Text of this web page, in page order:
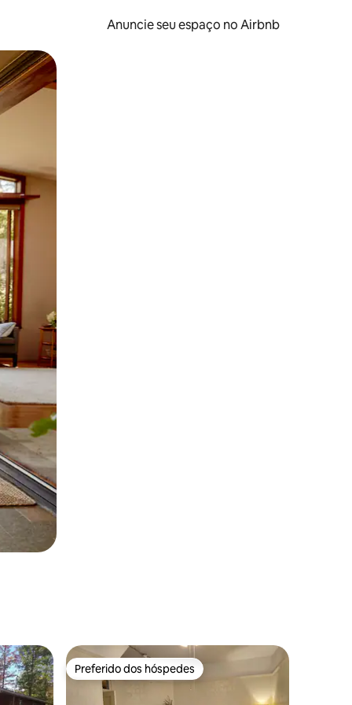
Anuncie seu espaço no Airbnb
o dedo na tela.
Preferido dos hóspedes
Preferido dos hóspedes